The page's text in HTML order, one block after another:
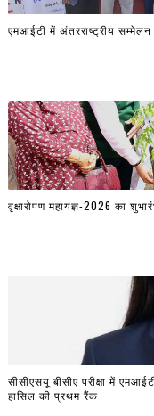
एमआईटी में अंतरराष्ट्रीय
वृक्षारोपण महायज्ञ-2026 का
सीसीएसयू बीसीए परीक्षा में
हासिल की प्रथम रैंक